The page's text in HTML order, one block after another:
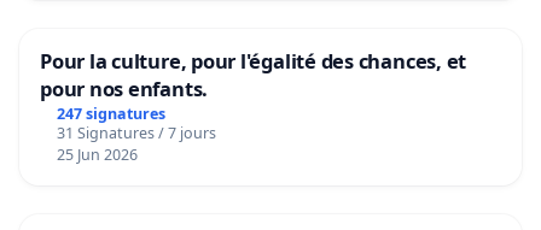
Pour la culture, pour l'égalité des chances, et
pour nos enfants.
247 signatures
31 Signatures / 7 jours
25 Jun 2026